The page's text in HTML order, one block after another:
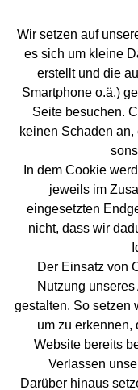
Wir setzen auf
es sich um kleine
erstellt und die
Smartphone o.ä.)
Seite besuchen.
keinen Schaden
In dem Cookie
jeweils im
eingesetzten
nicht, dass wir
Der Einsatz von
Nutzung
gestalten. So setzen
um zu erkennen,
Website bereits
Verlassen
Darüber hinaus